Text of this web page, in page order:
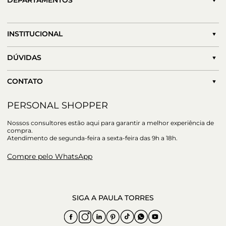
INSTITUCIONAL
DÚVIDAS
CONTATO
PERSONAL SHOPPER
Nossos consultores estão aqui para garantir a melhor experiência de
compra.
Atendimento de segunda-feira a sexta-feira das 9h a 18h.
Compre pelo WhatsApp